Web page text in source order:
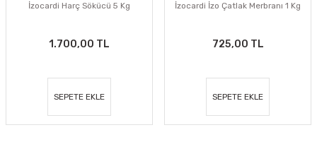
İzocardi Harç Sökücü 5 Kg
1.700,00 TL
SEPETE EKLE
İzocardi İzo Çatlak Merbranı 1 Kg
725,00 TL
SEPETE EKLE